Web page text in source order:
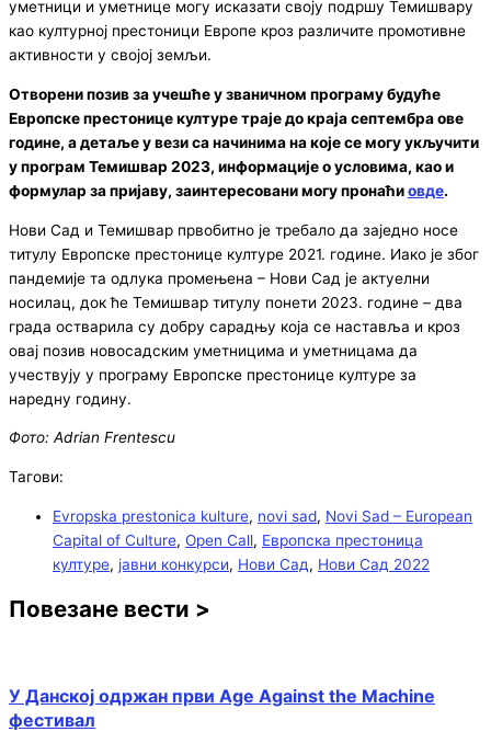
уметници и уметнице могу исказати своју подршу Темишвару
као културној престоници Европе кроз различите промотивне
активности у својој земљи.
Отворени позив за учешће у званичном програму будуће
Европске престонице културе траје до краја септембра ове
године, а детаље у вези са начинима на које се могу укључити
у програм Темишвар 2023, информације о условима, као и
формулар за пријаву, заинтересовани могу пронаћиовде.
Нови Сад и Темишвар првобитно је требало да заједно носе
титулу Европске престонице културе 2021. године. Иако је због
пандемије та одлука промењена – Нови Сад је актуелни
носилац, док ће Темишвар титулу понети 2023. године – два
града остварила су добру сарадњу која се наставља и кроз
овај позив новосадским уметницима и уметницама да
учествују у програму Европске престонице културе за
наредну годину.
Фото: Adrian Frentescu
Тагови:
Evropska prestonica kulture, novi sad, Novi Sad – European
Capital of Culture, Open Call, Европска престоница
културе, јавни конкурси, Нови Сад, Нови Сад 2022
Повезане вести >
У Данској одржан први Age Against the Machine
фестивал